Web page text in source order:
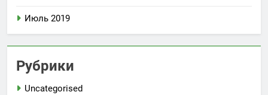
Июль 2019
Рубрики
Uncategorised